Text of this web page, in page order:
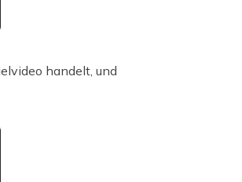
handelt, und